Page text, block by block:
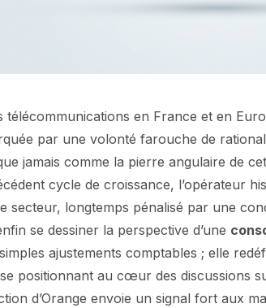
télécommunications en France et en
par une volonté farouche de
jamais comme la pierre angulaire de
cycle de croissance, l’opérateur
secteur, longtemps pénalisé par une
se dessiner la perspective d’une
ajustements comptables ; elle
positionnant au cœur des discussions
d’Orange envoie un signal fort aux